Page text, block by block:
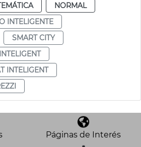
NORMAL
INTELIGENTE
SMART CITY
INTELIGENT
Páginas de Interés